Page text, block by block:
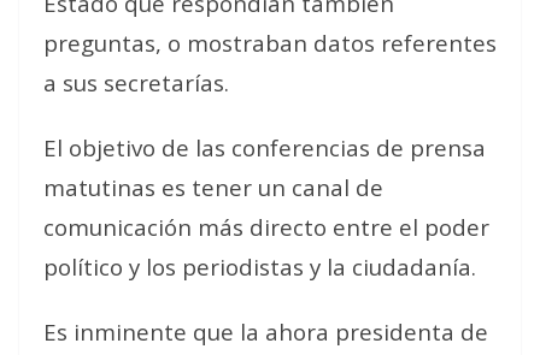
preguntas, o mostraban datos referentes
a sus secretarías.
El objetivo de las conferencias de prensa
matutinas es tener un canal de
comunicación más directo entre el poder
político y los periodistas y la ciudadanía.
Es inminente que la ahora presidenta de